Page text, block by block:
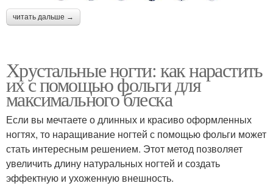
читать дальше →
Хрустальные ногти: как нарастить
их с помощью фольги для
максимального блеска
Если вы мечтаете о длинных и красиво оформленных
ногтях, то наращивание ногтей с помощью фольги может
стать интересным решением. Этот метод позволяет
увеличить длину натуральных ногтей и создать
эффектную и ухоженную внешность.